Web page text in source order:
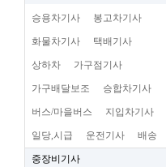
승용차기사 봉고차기사
화물차기사 택배기사
상하차 가구점기사
가구배달보조 승합차기사
버스/마을버스 지입차기사
일당,시급 운전기사 배송
중장비기사